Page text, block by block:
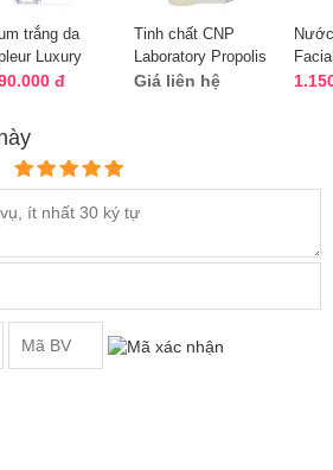
trắng da
Luxury
Active Clear
đ
Tinh chất CNP
Laboratory Propolis
Energy Active
Giá liên hệ